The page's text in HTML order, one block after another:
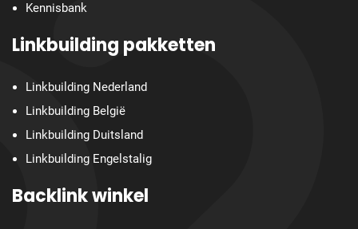
Kennisbank
Linkbuilding pakketten
Linkbuilding Nederland
Linkbuilding België
Linkbuilding Duitsland
Linkbuilding Engelstalig
Backlink winkel